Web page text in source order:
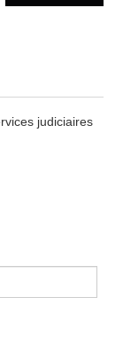
judiciaires